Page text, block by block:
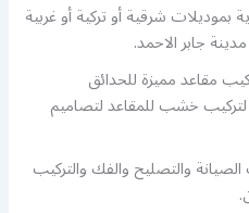
شرقية أو تركية أو غربية
جابر الاحمد.
مقاعد مميزة للحدائق
خشب للمقاعد لتصاميم
والتصليح والفك والتركيب